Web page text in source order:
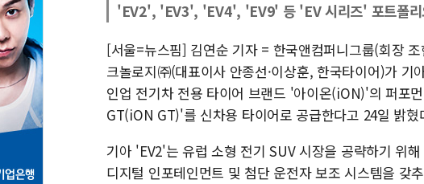
'EV2', 'EV3', 'EV4', 'EV9' 등 'EV 시리즈' 포트폴리
[서울=뉴스핌] 김연순 기자 = 한국앤컴퍼니그룹(회장
크놀로지㈜(대표이사 안종선·이상훈, 한국타이어)가
인업 전기차 전용 타이어 브랜드 '아이온(iON)'의 퍼포
GT(iON GT)'를 신차용 타이어로 공급한다고 24일 밝혔
기아 'EV2'는 유럽 소형 전기 SUV 시장을 공략하기 위
디지털 인포테인먼트 및 첨단 운전자 보조 시스템을 갖